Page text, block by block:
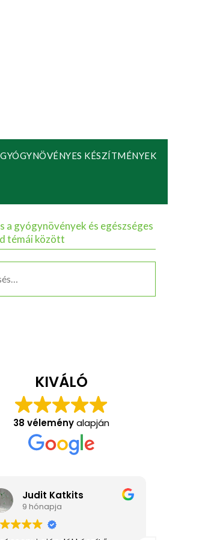
GYÓGYNÖVÉNYES KÉSZÍTMÉNYEK
a gyógynövények és egészséges
témái között
KIVÁLÓ
38 véleményalapján
Judit Katkits
9 hónapja